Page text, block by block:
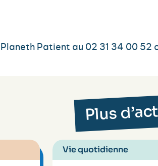
Patient au 02 31 34 00
Plus
Vie quotidienne